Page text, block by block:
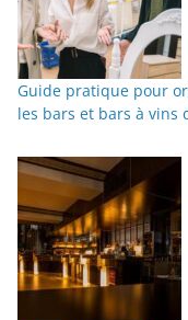
Guide pratique pour
les bars et bars à vins